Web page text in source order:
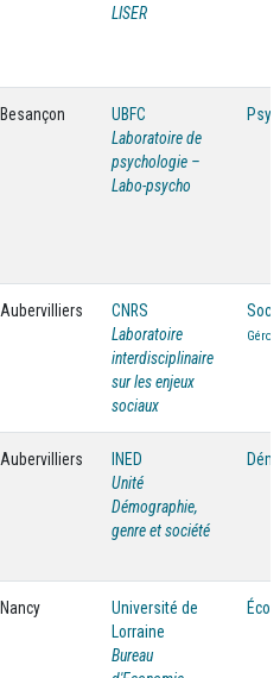
LISER
Besançon
UBFC
Laboratoire de
psychologie –
Labo-psycho
Aubervilliers
CNRS
Laboratoire
interdisciplinaire
sur les enjeux
sociaux
Aubervilliers
INED
Unité
Démographie,
genre et société
Nancy
Université de
Lorraine
Bureau